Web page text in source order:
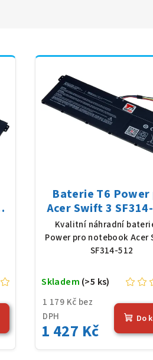
Baterie T6 Power
Acer Swift 3
Li-Poly, 11,61 V,
mAh (54,36 Wh),
Kvalitní náhradní
Power pro notebook Acer
SF314-512
1 179 Kč bez
DPH
1 427 Kč
Skladem (>5 ks)
Do